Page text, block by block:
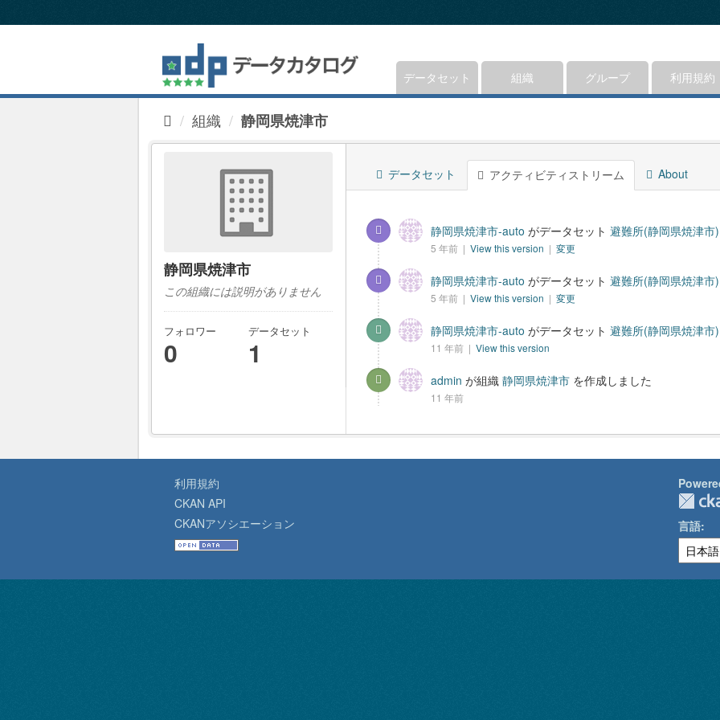
キ
データセット 組織 グループ 利用規約
組織 静岡県焼津市
静岡県焼津市
この組織には説明がありません
フォロワー
0
データセット
1
データセット アクティビティストリーム About
静岡県焼津市-auto がデータセット 避難所(静岡県焼津市)
5 年前 | View this version | 変更
静岡県焼津市-auto がデータセット 避難所(静岡県焼津市)
5 年前 | View this version | 変更
静岡県焼津市-auto がデータセット 避難所(静岡県焼津市)
11 年前 | View this version
admin が組織 静岡県焼津市を作成しました
11 年前
利用規約
CKAN API
CKANアソシエーション
言語